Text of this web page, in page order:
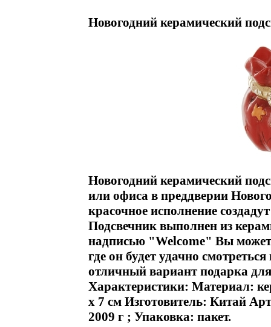
Новогодний керамический
Новогодний керамический
или офиса в преддверии
красочное исполнение
Подсвечник выполнен из
надписью "Welcome" Вы
где он будет удачно
отличный вариант подарка
Характеристики: Материал:
х 7 см Изготовитель: Китай
2009 г ; Упаковка: пакет.